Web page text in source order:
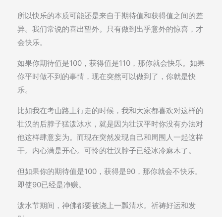
所以快乐的本质可能还是来自于期待值和获得值之间的差
异。我们常说的喜出望外。只有做到出乎意外的惊喜，才
会快乐。
如果你期待值是100，获得值是110，那你就会快乐。如果
你平时做不到的事情，现在突然可以做到了，你就是快
乐。
比如我在考山路上行走的时候，我和大家都喜欢对这样的
壮汉的后脖子猛泼冰水，就是因为壮汉平时你没有办法对
他这样肆意妄为。而现在突然发现自己和周围人一起这样
干。内心满是开心。可怜的壮汉脖子已经冰冷麻木了。
但如果你的期待值是100，获得是90，那你就会不快乐。
即使90已经是净赚。
泼水节期间，神佛都要被浇上一瓢清水。祈祷好运和发